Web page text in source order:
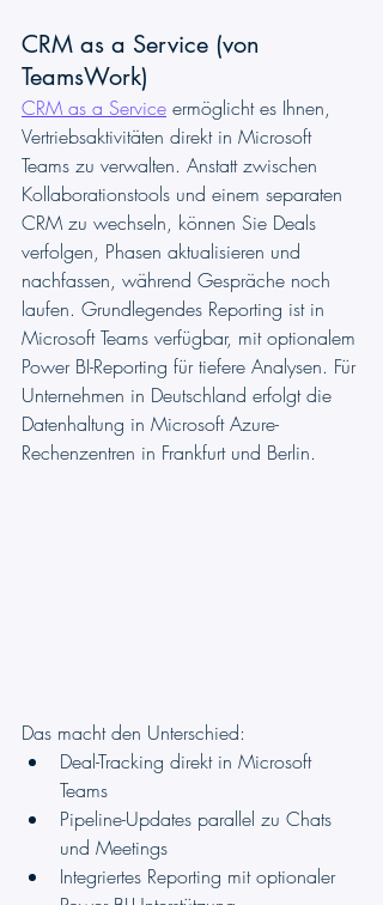
CRM as a Service (von
TeamsWork)
CRM as a Service ermöglicht es Ihnen,
Vertriebsaktivitäten direkt in Microsoft
Teams zu verwalten. Anstatt zwischen
Kollaborationstools und einem separaten
CRM zu wechseln, können Sie Deals
verfolgen, Phasen aktualisieren und
nachfassen, während Gespräche noch
laufen. Grundlegendes Reporting ist in
Microsoft Teams verfügbar, mit optionalem
Power BI-Reporting für tiefere Analysen. Für
Unternehmen in Deutschland erfolgt die
Datenhaltung in Microsoft Azure-
Rechenzentren in Frankfurt und Berlin.
Das macht den Unterschied:
Deal-Tracking direkt in Microsoft
Teams
Pipeline-Updates parallel zu Chats
und Meetings
Integriertes Reporting mit optionaler